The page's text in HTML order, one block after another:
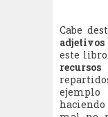
Cabe
este
haciendo